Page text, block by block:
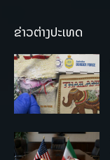
ຂ່າວຕ່າງປະເທດ